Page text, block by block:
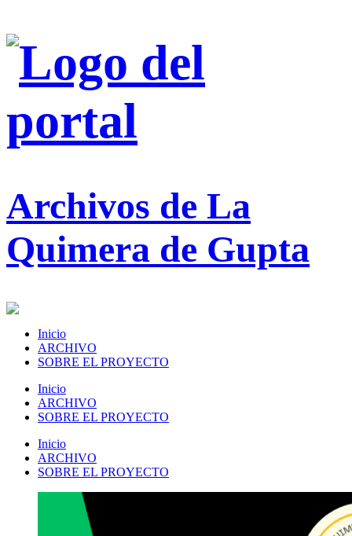
Archivos de La
Quimera de Gupta
Inicio
ARCHIVO
SOBRE EL PROYECTO
Inicio
ARCHIVO
SOBRE EL PROYECTO
Inicio
ARCHIVO
SOBRE EL PROYECTO